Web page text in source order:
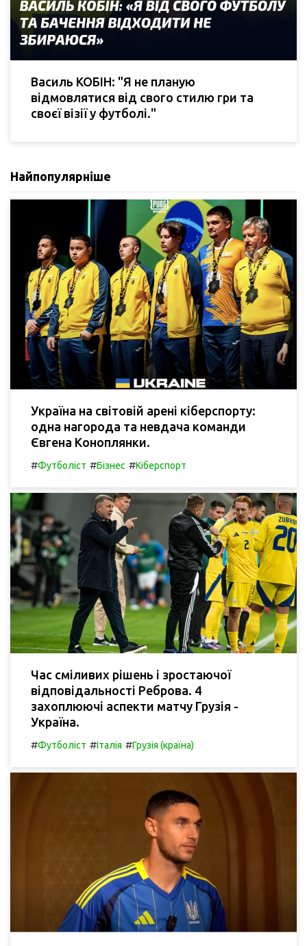
Василь КОБІН: "Я не планую
відмовлятися від свого стилю гри та
своєї візії у футболі."
Найпопулярніше
Україна на світовій арені кіберспорту:
одна нагорода та невдача команди
Євгена Коноплянки.
#Футболіст #Бізнес #Кіберспорт
Час сміливих рішень і зростаючої
відповідальності Реброва. 4
захоплюючі аспекти матчу Грузія -
Україна.
#Футболіст #Італія #Грузія (країна)